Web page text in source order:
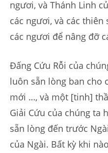
ngươi, và Thánh Linh
các ngươi, và các thiên
các ngươi để nâng đỡ
Đấng Cứu Rỗi của
luôn sẵn lòng ban cho
mới …, và một [tinh]
Giải Cứu của chúng ta
sẵn lòng đến trước
của Ngài. Bất kỳ khi